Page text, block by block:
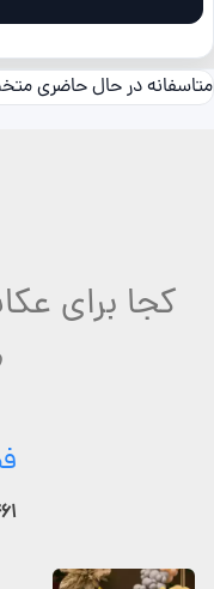
متاسفانه در حال حاضری
کجا برای
۴۶۱